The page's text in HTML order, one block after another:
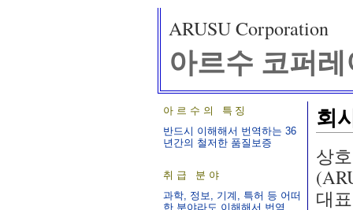
ARUSU Corporation
아르수 코퍼
아르수의 특징
반드시 이해해서 번역하는 36
년간의 철저한 품질보증
취급 분야
과학, 정보, 기계, 특허 등 어떠
한 분야라도 이해해서 번역
회
상
대